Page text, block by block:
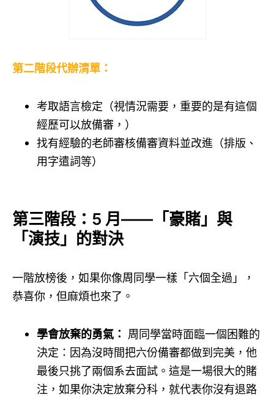
第二階段代辦清單：
考取語言檢定（視情況需要，重要的是有這個
經歷可以放備審，）
找有經驗的老師審核備審資料並改進（排版、
用字遣詞等）
第三階段：5 月——「豪賭」與
「演技」的對決
一階放榜後，如果你像周同學一樣「六個全過」，
恭喜你，但麻煩也來了。
學會放棄的勇氣： 周同學當時面臨一個困難的
決定：因為沒時間把六份備審都做到完美，他
最後只挑了兩個系去面試。這是一場很大的賭
注，如果你決定放棄分科，就代表你沒有退路